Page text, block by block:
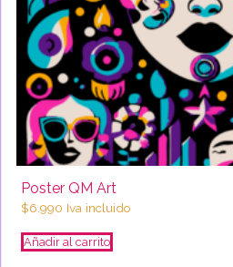
Poster QM Art
$6.990 Iva incluido
Añadir al carrito